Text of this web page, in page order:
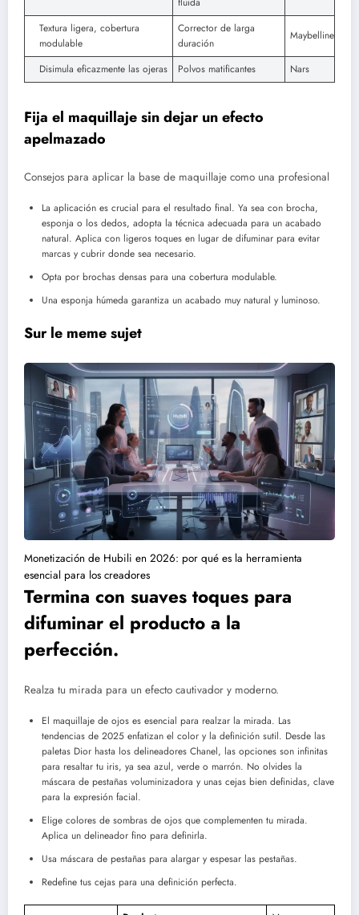
Textura ligera, cobertura
modulable
Corrector de larga
duración
Maybelline
Disimula eficazmente las ojeras Polvos matificantes Nars
Fija el maquillaje sin dejar un efecto
apelmazado
Consejos para aplicar la base de maquillaje como una profesional
La aplicación es crucial para el resultado final. Ya sea con brocha,
esponja o los dedos, adopta la técnica adecuada para un acabado
natural. Aplica con ligeros toques en lugar de difuminar para evitar
marcas y cubrir donde sea necesario.
Opta por brochas densas para una cobertura modulable.
Una esponja húmeda garantiza un acabado muy natural y luminoso.
Sur le meme sujet
Monetización de Hubili en 2026: por qué es la herramienta
esencial para los creadores
Termina con suaves toques para
difuminar el producto a la
perfección.
Realza tu mirada para un efecto cautivador y moderno.
El maquillaje de ojos es esencial para realzar la mirada. Las
tendencias de 2025 enfatizan el color y la definición sutil. Desde las
paletas Dior hasta los delineadores Chanel, las opciones son infinitas
para resaltar tu iris, ya sea azul, verde o marrón. No olvides la
máscara de pestañas voluminizadora y unas cejas bien definidas, clave
para la expresión facial.
Elige colores de sombras de ojos que complementen tu mirada.
Aplica un delineador fino para definirla.
Usa máscara de pestañas para alargar y espesar las pestañas.
Redefine tus cejas para una definición perfecta.